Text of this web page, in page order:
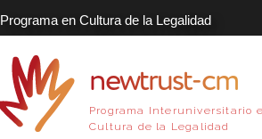
Programa en Cultura de la Legalidad
newtrust-cm
Programa Interuniversitario
Cultura de la Legalidad